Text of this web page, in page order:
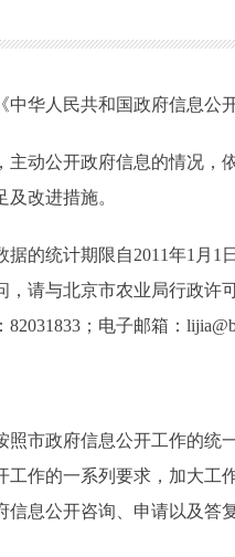
人民共和国政府信息公开
公开政府信息的情况，依
改进措施。
统计期限自2011年1月1日
，请与北京市农业局行政许
；电子邮箱：
市政府信息公开工作的统
工作的一系列要求，加大工
信息公开咨询、申请以及答